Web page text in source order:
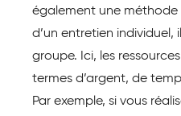
également une méthode
d’un entretien individuel,
groupe. Ici, les
termes d’argent, de
Par exemple, si vous